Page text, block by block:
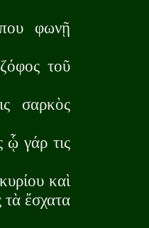
φωνῇ
τοῦ
σαρκὸς
ᾧ γάρ τις
καὶ
τὰ ἔσχατα